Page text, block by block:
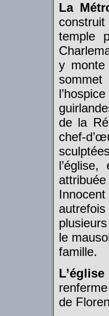
La
construit
temple
y
de la
chef-
le
famille.
de